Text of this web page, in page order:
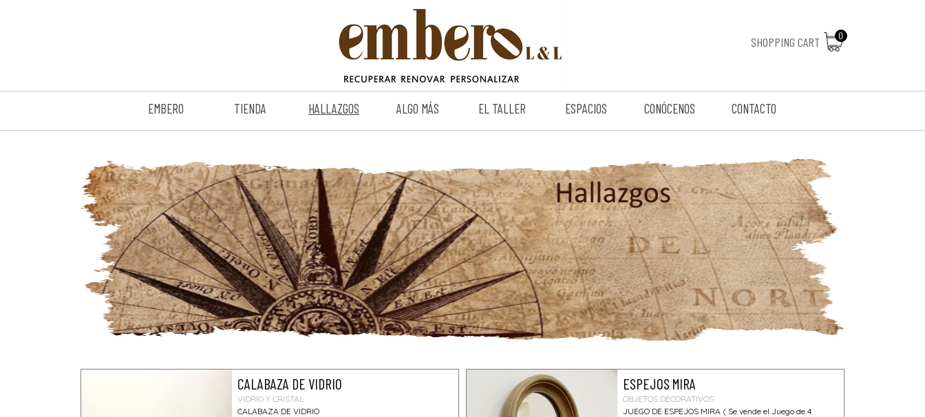
SHOPPING CART
EMBERO TIENDA HALLAZGOS ALGO MÁS EL TALLER ESPACIOS CONÓCENOS CONTACTO
CALABAZA DE VIDRIO
VIDRIO Y CRISTAL
CALABAZA DE VIDRIO
ESPEJOS MIRA
OBJETOS DECORATIVOS
JUEGO DE ESPEJOS MIRA ( Se vende el Juego de 4